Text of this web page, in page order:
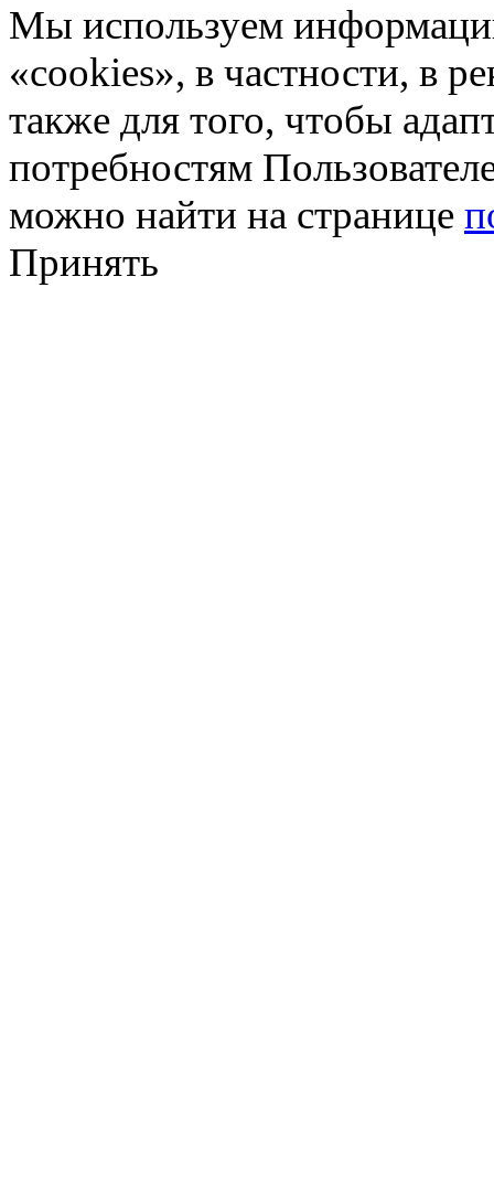
Мы используем
«cookies», в частности, в
также для того, чтобы
потребностям
можно найти на странице
Принять